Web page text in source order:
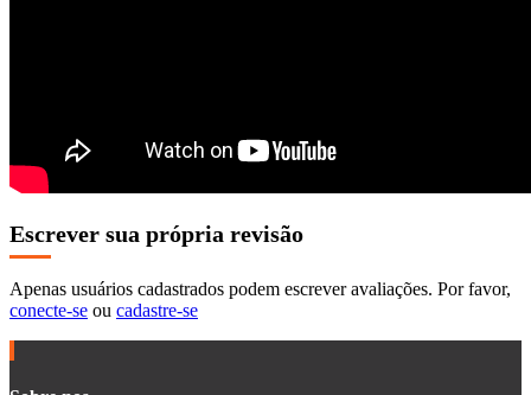
Escrever sua própria revisão
Apenas usuários cadastrados podem escrever avaliações. Por favor,
conecte-se ou cadastre-se